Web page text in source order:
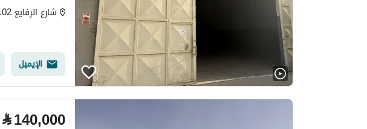
شارع الرفايع 2102، الخرج منطقة الرياض
الإيميل
⃁140,000